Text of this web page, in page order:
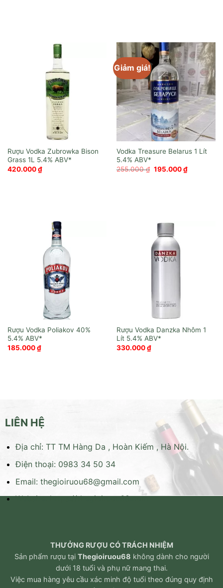
Rượu Vodka Zubrowka Bison
Grass 1L
420.000₫
Giảm giá!
Vodka Treasure Belarus 1 Lít
255.000₫ Giá
gốc
195.000₫Giá
hiện
Rượu Vodka Poliakov 40%
185.000₫
Rượu Vodka Danzka Nhôm 1
Lít
330.000₫
LIÊN HỆ
Địa chỉ: TT TM Hàng Da , Hoàn Kiếm , Hà Nội.
Điện thoại: 0983 34 50 34
Email: thegioiruou68@gmail.com
Website:https://thegioiruou68.com
THƯỞNG RƯỢU CÓ TRÁCH NHIỆM
Sản phẩm rượu tại Thegioiruou68 không dành cho người
dưới 18 tuổi và phụ nữ mang thai.
Việc mua hàng yêu cầu xác minh độ tuổi theo đúng quy định